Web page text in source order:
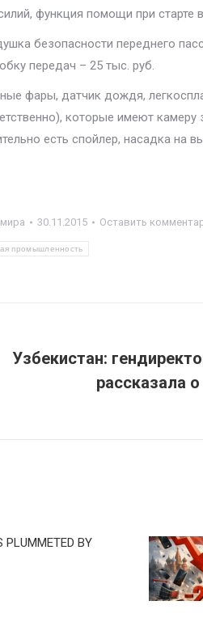
функция помощи при
безопасности переднего
передач – 25 тыс. руб.
фары, датчик дождя,
которые имеют камеру
есть спойлер, насадка на
30.11.2015 Оставить
промышленность
Узбекистан:
рассказала
PLUMMETED BY